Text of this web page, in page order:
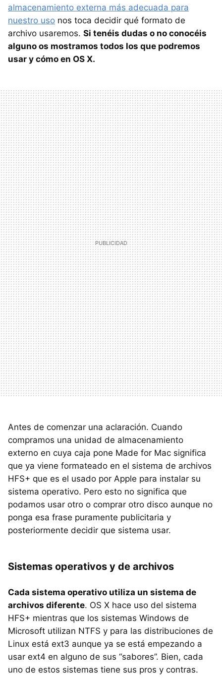
almacenamiento externa más adecuada para
nuestro uso nos toca decidir qué formato de
archivo usaremos. Si tenéis dudas o no conocéis
alguno os mostramos todos los que podremos
usar y cómo en OS X.
Antes de comenzar una aclaración. Cuando
compramos una unidad de almacenamiento
externo en cuya caja pone Made for Mac significa
que ya viene formateado en el sistema de archivos
HFS+ que es el usado por Apple para instalar su
sistema operativo. Pero esto no significa que
podamos usar otro o comprar otro disco aunque no
ponga esa frase puramente publicitaria y
posteriormente decidir que sistema usar.
Sistemas operativos y de archivos
Cada sistema operativo utiliza un sistema de
archivos diferente. OS X hace uso del sistema
HFS+ mientras que los sistemas Windows de
Microsoft utilizan NTFS y para las distribuciones de
Linux está ext3 aunque ya se está empezando a
usar ext4 en alguno de sus “sabores”. Bien, cada
uno de estos sistemas tiene sus pros y contras.